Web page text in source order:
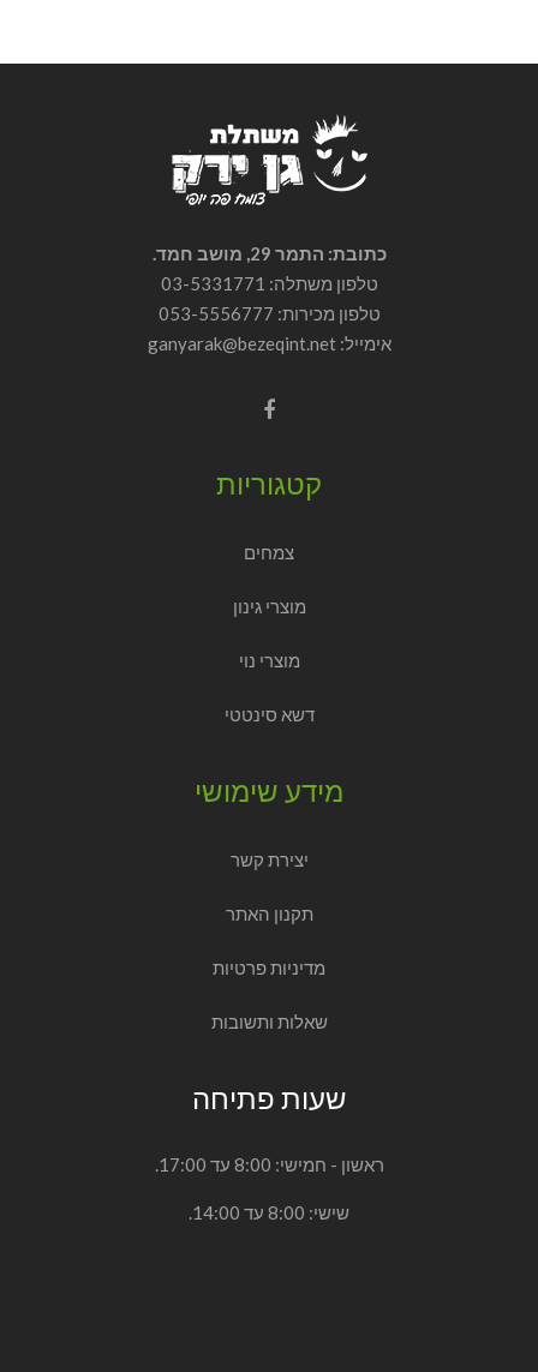
כתובת: התמר 29, מושב חמד.
טלפון משתלה: 03-5331771
טלפון מכירות: 053-5556777
אימייל: ganyarak@bezeqint.net
קטגוריות
צמחים
מוצרי גינון
מוצרי נוי
דשא סינטטי
מידע שימושי
יצירת קשר
תקנון האתר
מדיניות פרטיות
שאלות ותשובות
שעות פתיחה
ראשון - חמישי: 8:00 עד 17:00.
שישי: 8:00 עד 14:00.